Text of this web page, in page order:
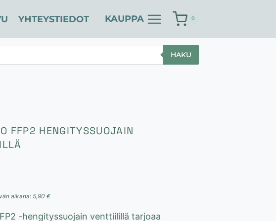
YHTEYSTIEDOT KAUPPA 0
HAKU
FFP2 HENGITYSSUOJAIN
aikana: 5,90 €
-hengityssuojain venttiilillä tarjoaa